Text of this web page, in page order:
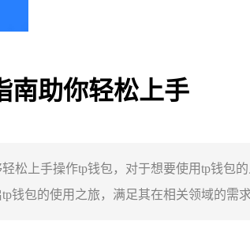
南助你轻松上手
松上手操作tp钱包，对于想要使用tp钱包
钱包的使用之旅，满足其在相关领域的需